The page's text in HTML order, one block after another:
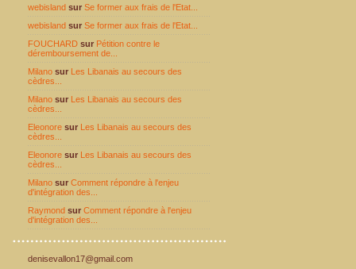
webisland sur Se former aux frais de l'Etat...
webisland sur Se former aux frais de l'Etat...
FOUCHARD sur Pétition contre le
déremboursement de...
Milano sur Les Libanais au secours des
cèdres...
Milano sur Les Libanais au secours des
cèdres...
Eleonore sur Les Libanais au secours des
cèdres...
Eleonore sur Les Libanais au secours des
cèdres...
Milano sur Comment répondre à l'enjeu
d'intégration des...
Raymond sur Comment répondre à l'enjeu
d'intégration des...
denisevallon17@gmail.com